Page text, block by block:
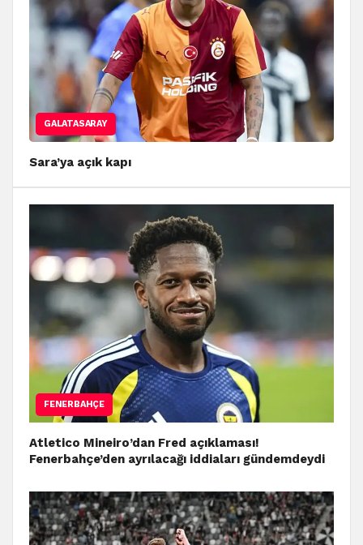
GALATASARAY
Sara’ya açık kapı
FENERBAHÇE
Atletico Mineiro’dan Fred açıklaması!
Fenerbahçe’den ayrılacağı iddiaları gündemdeydi